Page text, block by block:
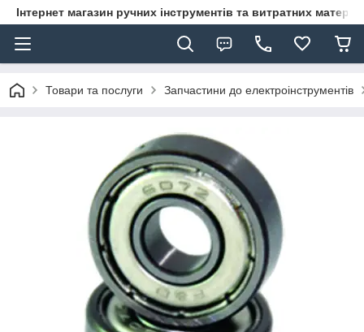
Інтернет магазин ручних інструментів та витратних
Товари та послуги Запчастини до електроінструментів